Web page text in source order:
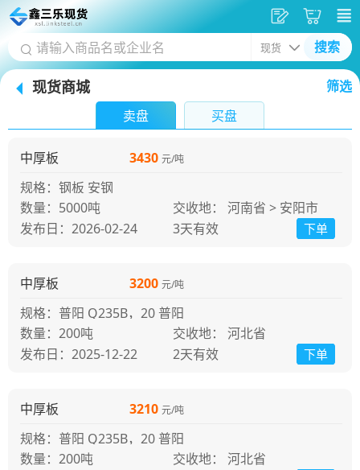
搜索
发
供
采
购
现货商城
筛选
卖盘
买盘
中厚板 3430 元/吨
发布日：2026-02-24
规格：钢板 安钢
下单
5000吨
交收地： 河南省 > 安阳市
3天有效
中厚板 3200 元/吨
发布日：2025-12-22
规格：普阳 Q235B，20 普阳
下单
200吨
交收地： 河北省
2天有效
中厚板 3210 元/吨
规格：普阳 Q235B，20 普阳
200吨
交收地： 河北省